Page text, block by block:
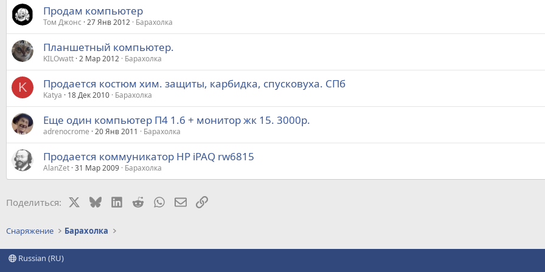
Продам компьютер
Том Джонс 27 Янв 2012 Барахолка
Планшетный компьютер.
KILOwatt 2 Мар 2012 Барахолка
K Продается костюм хим. защиты, карбидка, спусковуха. СПб
Katya 18 Дек 2010 Барахолка
Еще один компьютер П4 1.6 + монитор жк 15. 3000р.
adrenocrome 20 Янв 2011 Барахолка
Продается коммуникатор HP iPAQ rw6815
AlanZet 31 Мар 2009 Барахолка
Поделиться: BlueskyLinkedIn
Reddit WhatsApp
Электронная почта
Ссылка
Снаряжение Барахолка
Russian (RU)